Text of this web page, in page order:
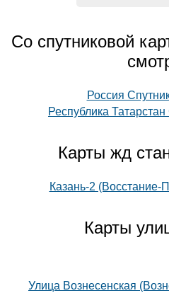
Со спутниковой
Россия
Республика
Карты жд
Казань-2 (Восстание-
Карты
Улица Вознесенская